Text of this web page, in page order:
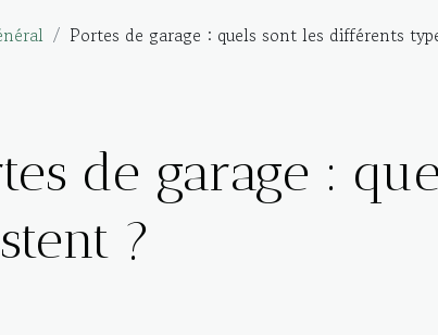
Portes de garage : quels sont les différents
de garage :
?